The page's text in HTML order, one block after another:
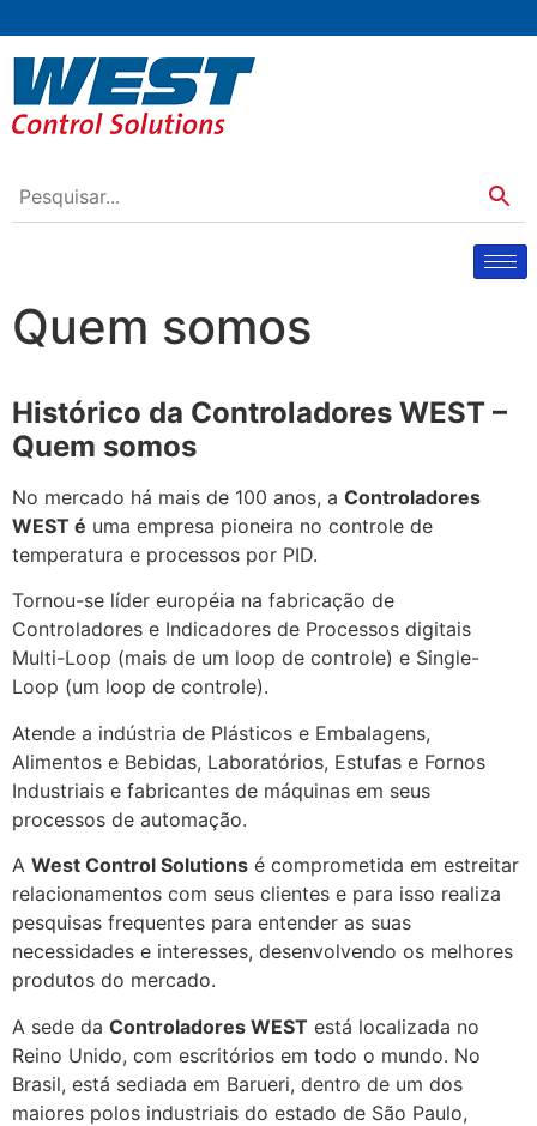
Quem somos
Histórico da Controladores WEST –
Quem somos
No mercado há mais de 100 anos, a Controladores
WEST é uma empresa pioneira no controle de
temperatura e processos por PID.
Tornou-se líder européia na fabricação de
Controladores e Indicadores de Processos digitais
Multi-Loop (mais de um loop de controle) e Single-
Loop (um loop de controle).
Atende a indústria de Plásticos e Embalagens,
Alimentos e Bebidas, Laboratórios, Estufas e Fornos
Industriais e fabricantes de máquinas em seus
processos de automação.
A West Control Solutions é comprometida em estreitar
relacionamentos com seus clientes e para isso realiza
pesquisas frequentes para entender as suas
necessidades e interesses, desenvolvendo os melhores
produtos do mercado.
A sede da Controladores WEST está localizada no
Reino Unido, com escritórios em todo o mundo. No
Brasil, está sediada em Barueri, dentro de um dos
maiores polos industriais do estado de São Paulo,